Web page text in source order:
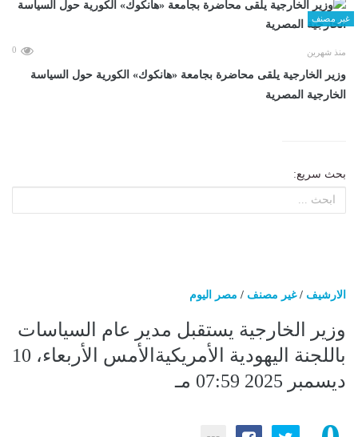
غير مصنف
منذ شهرين 0
وزير الخارجية يلقى محاضرة بجامعة «هانكوك» الكورية حول السياسة
الخارجية المصرية
بحث سريع:
الارشيف /غير مصنف / مصر اليوم
وزير الخارجية يستقبل مدير عام السياسات
باللجنة اليهودية الأمريكيةالأمس الأربعاء، 10
ديسمبر 2025 07:59 مـ